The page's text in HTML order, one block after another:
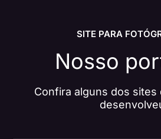
SITE PARA
Nosso
Confira alguns dos sites